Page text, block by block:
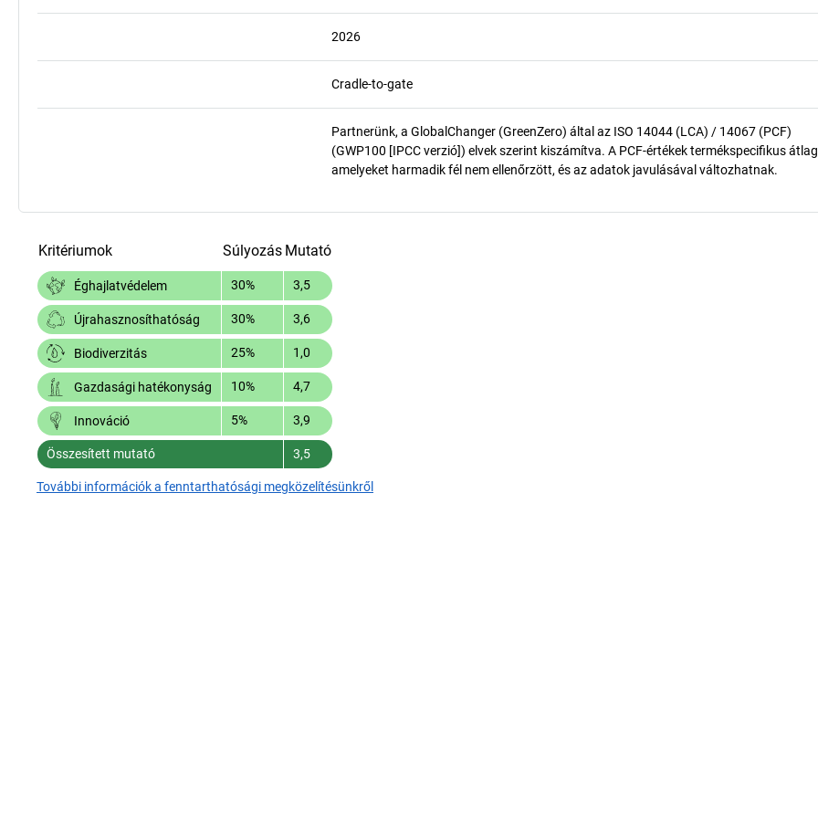
2026
Cradle-to-gate
Partnerünk, a GlobalChanger (GreenZero) által az ISO 14044 (LCA) / 14067 (PCF)
(GWP100 [IPCC verzió]) elvek szerint kiszámítva. A PCF-értékek termékspecifikus
amelyeket harmadik fél nem ellenőrzött, és az adatok javulásával változhatnak.
Kritériumok Súlyozás Mutató
Éghajlatvédelem 30% 3,5
Újrahasznosíthatóság 30% 3,6
Biodiverzitás 25% 1,0
Gazdasági hatékonyság 10% 4,7
Innováció 5% 3,9
Összesített mutató 3,5
További információk a fenntarthatósági megközelítésünkről